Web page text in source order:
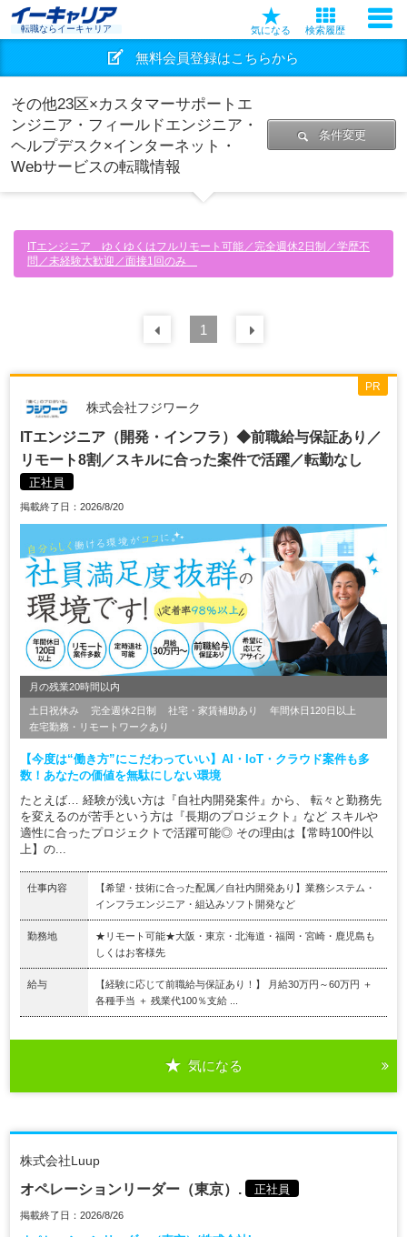
転職ならイーキャリア 気になる 検索履歴
無料会員登録はこちらから
その他23区×カスタマーサポートエ
ンジニア・フィールドエンジニア・
ヘルプデスク×インターネット・
Webサービスの転職情報
条件変更
ITエンジニア ゆくゆくはフルリモート可能／完全週休2日制／学歴不
問／未経験大歓迎／面接1回のみ
前の 件
1
株式会社フジワーク
ITエンジニア（開発・インフラ）◆前職給与保証あり／
リモート8割／スキルに合った案件で活躍／転勤なし
正社員
掲載終了日：2026/8/20
月の残業20時間以内
土日祝休み 完全週休2日制 社宅・家賃補助あり
年間休日120日以上
在宅勤務・リモートワークあり
【今度は“働き方”にこだわっていい】AI・IoT・クラウド案件も多
数！あなたの価値を無駄にしない環境
たとえば… 経験が浅い方は『自社内開発案件』から、 転々と勤務先
を変えるのが苦手という方は『長期のプロジェクト』など スキルや
適性に合ったプロジェクトで活躍可能◎ その理由は【常時100件以
上】の...
仕事内容
【希望・技術に合った配属／自社内開発あり】業務システム・
インフラエンジニア・組込みソフト開発など
勤務地
★リモート可能★大阪・東京・北海道・福岡・宮崎・鹿児島も
しくはお客様先
給与
【経験に応じて前職給与保証あり！】 月給30万円～60万円 ＋
各種手当 ＋ 残業代100％支給 ...
気になる
PR
株式会社Luup
オペレーションリーダー（東京）. 正社員
掲載終了日：2026/8/26